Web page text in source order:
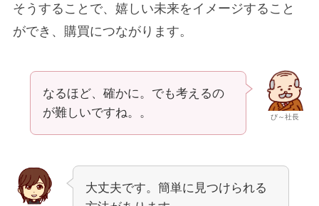
そうすることで、嬉しい未来をイメージすること
ができ、購買につながります。
び～社長
なるほど、確かに。でも考えるの
が難しいですね。。
大丈夫です。簡単に見つけられる